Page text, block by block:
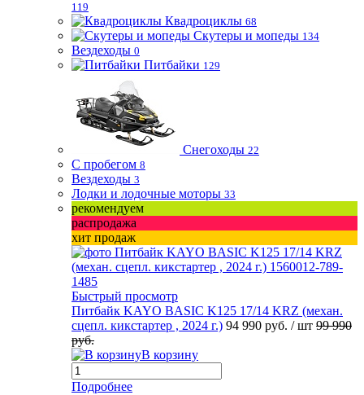
119
Квадроциклы 68
Скутеры и мопеды 134
Вездеходы 0
Питбайки 129
Снегоходы 22
С пробегом 8
Вездеходы 3
Лодки и лодочные моторы 33
рекомендуем
распродажа
хит продаж
Быстрый просмотр
Питбайк KAYO BASIC K125 17/14 KRZ (механ.
сцепл. кикстартер , 2024 г.) 94 990 руб. / шт 99 990
руб.
В корзину
Подробнее